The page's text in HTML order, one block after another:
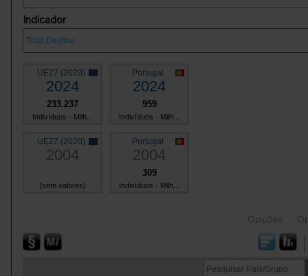
Indicador
UE27 (2020)
2024
233.237
Indivíduos - Milh...
Portugal
2024
959
Indivíduos - Milh...
UE27 (2020)
2004
(sem valores)
Portugal
2004
309
Indivíduos - Milh...
Opções